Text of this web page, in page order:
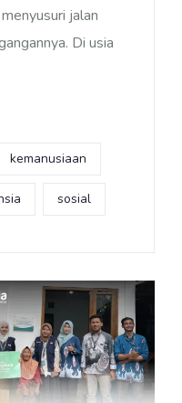
jalan
Di usia
kemanusiaan
sosial